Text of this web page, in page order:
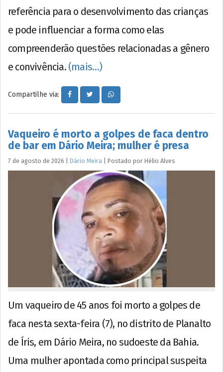
referência para o desenvolvimento das crianças
e pode influenciar a forma como elas
compreenderão questões relacionadas a gênero
e convivência. (mais…)
Compartilhe via:
Vaqueiro é morto a golpes de faca dentro
de bar em Dário Meira; mulher é presa
7 de agosto de 2026 Dário Meira Postado por Hélio Alves
Um vaqueiro de 45 anos foi morto a golpes de
faca nesta sexta-feira (7), no distrito de Planalto
de Íris, em Dário Meira, no sudoeste da Bahia.
Uma mulher apontada como principal suspeita